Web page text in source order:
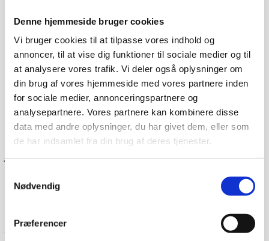
Denne hjemmeside bruger cookies
Vi bruger cookies til at tilpasse vores indhold og
annoncer, til at vise dig funktioner til sociale medier og til
at analysere vores trafik. Vi deler også oplysninger om
din brug af vores hjemmeside med vores partnere inden
for sociale medier, annonceringspartnere og
analysepartnere. Vores partnere kan kombinere disse
data med andre oplysninger, du har givet dem, eller som
de har indsamlet fra din brug af deres tjenester.
Nødvendig
Præferencer
Dag-til-dag levering
Lagervarer leveres med 95% sandsynlighed allerede den
første hverdag efter din bestilling, såfremt du har bestilt
Når du handler hos
kan du enten
Såfremt du ønsker at få varen tilsendt, skal du huske at
tjekke varen på pallen for eventuelle skader før du skriver